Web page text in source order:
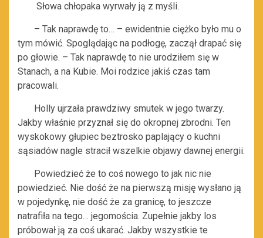
Słowa chłopaka wyrwały ją z myśli.
– Tak naprawdę to… – ewidentnie ciężko było mu o
tym mówić. Spoglądając na podłogę, zaczął drapać się
po głowie. – Tak naprawdę to nie urodziłem się w
Stanach, a na Kubie. Moi rodzice jakiś czas tam
pracowali.
Holly ujrzała prawdziwy smutek w jego twarzy.
Jakby właśnie przyznał się do okropnej zbrodni. Ten
wyskokowy głupiec beztrosko paplający o kuchni
sąsiadów nagle stracił wszelkie objawy dawnej energii.
Powiedzieć że to coś nowego to jak nic nie
powiedzieć. Nie dość że na pierwszą misję wysłano ją
w pojedynkę, nie dość że za granicę, to jeszcze
natrafiła na tego… jegomościa. Zupełnie jakby los
próbował ją za coś ukarać. Jakby wszystkie te